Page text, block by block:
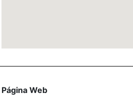
Página Web